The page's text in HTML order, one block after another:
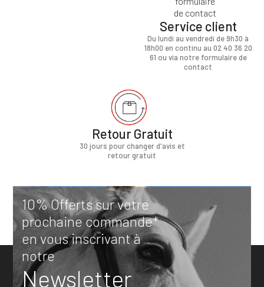
Service client
Du lundi au vendredi de 9h30 à
18h00 en continu au 02 40 36 20
61 ou via notre formulaire de
contact
Retour Gratuit
30 jours pour changer d'avis et
retour gratuit
10% Offerts sur votre
prochaine commande*
en vous inscrivant à
notre
Newsletter